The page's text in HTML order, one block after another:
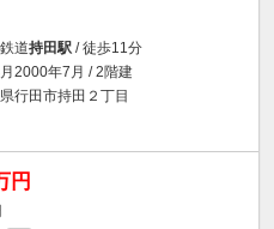
道持田駅 / 徒歩11分
2000年7月 / 2階建
行田市持田２丁目
円